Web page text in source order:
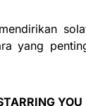
yang
YOU